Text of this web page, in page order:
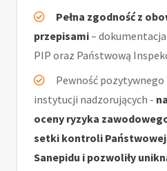
Pełna zgodność z
przepisami–
PIP oraz Państwową
Pewność
instytucji nadzorujących -
oceny ryzyka
setki kontroli Państwowej
Sanepidu i pozwoliły